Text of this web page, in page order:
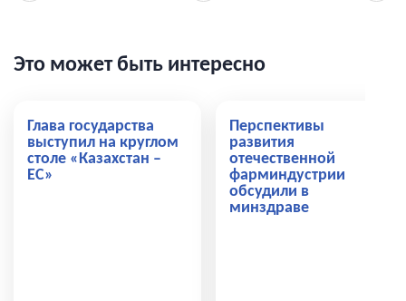
Это может быть интересно
Глава государства
выступил на круглом
столе «Казахстан –
ЕС»
Перспективы
развития
отечественной
фарминдустрии
обсудили в
минздраве